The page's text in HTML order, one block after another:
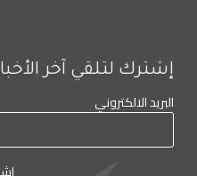
إشترك لتلقي آخر الأخبار
البريد الالكتروني